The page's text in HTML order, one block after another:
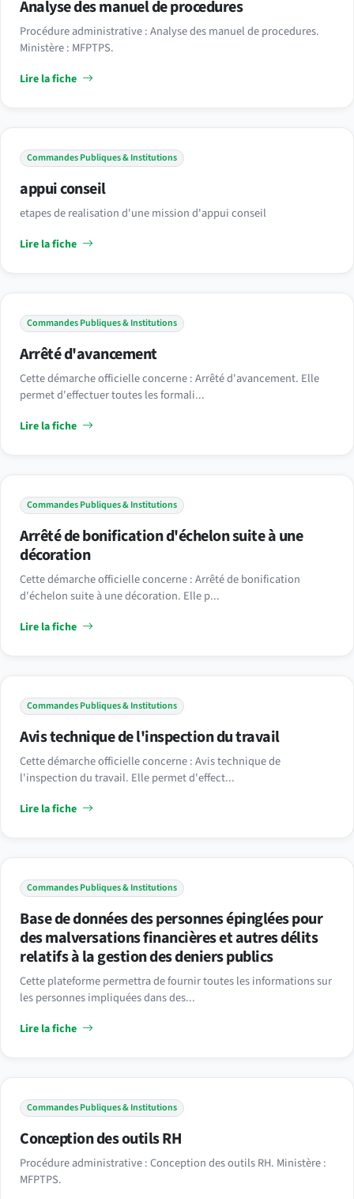
Analyse des manuel de procedures
Procédure administrative : Analyse des manuel de procedures.
Ministère : MFPTPS.
Lire la fiche
Commandes Publiques & Institutions
appui conseil
etapes de realisation d'une mission d'appui conseil
Lire la fiche
Commandes Publiques & Institutions
Arrêté d'avancement
Cette démarche officielle concerne : Arrêté d'avancement. Elle
permet d'effectuer toutes les formali...
Lire la fiche
Commandes Publiques & Institutions
Arrêté de bonification d'échelon suite à une
décoration
Cette démarche officielle concerne : Arrêté de bonification
d'échelon suite à une décoration. Elle p...
Lire la fiche
Commandes Publiques & Institutions
Avis technique de l'inspection du travail
Cette démarche officielle concerne : Avis technique de
l'inspection du travail. Elle permet d'effect...
Lire la fiche
Commandes Publiques & Institutions
Base de données des personnes épinglées pour
des malversations financières et autres délits
relatifs à la gestion des deniers publics
Cette plateforme permettra de fournir toutes les informations sur
les personnes impliquées dans des...
Lire la fiche
Commandes Publiques & Institutions
Conception des outils RH
Procédure administrative : Conception des outils RH. Ministère :
MFPTPS.